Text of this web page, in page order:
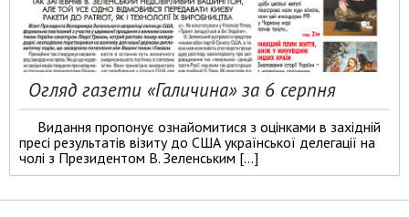
Огляд газети «Галичина» за 6 серпня
Видання пропонує ознайомитися з оцінками в західній
пресі результатів візиту до США української делегації на
чолі з Президентом В. Зеленським […]